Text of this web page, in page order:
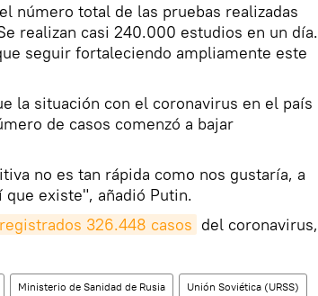
número total de las pruebas realizadas
realizan casi 240.000 estudios en un día.
seguir fortaleciendo ampliamente este
la situación con el coronavirus en el país
de casos comenzó a bajar
no es tan rápida como nos gustaría, a
existe", añadió Putin.
326.448 casos del coronavirus,
Ministerio de Sanidad de Rusia Unión Soviética (URSS)